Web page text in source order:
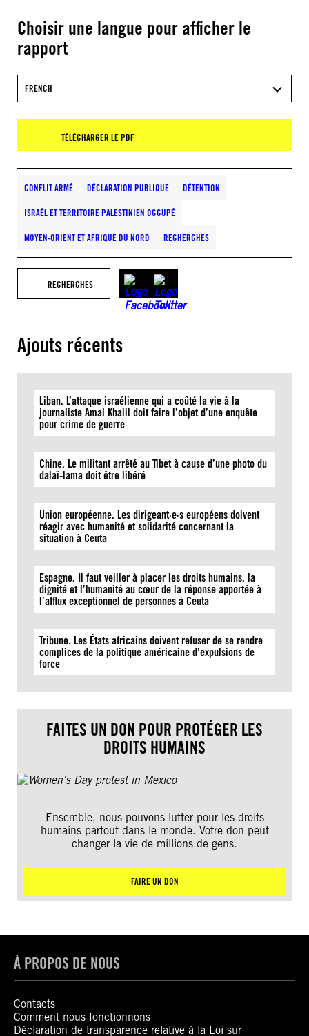
Choisir une langue pour afficher le
rapport
FRENCH
TÉLÉCHARGER LE PDF
CONFLIT ARMÉ DÉCLARATION PUBLIQUE DÉTENTION
ISRAËL ET TERRITOIRE PALESTINIEN OCCUPÉ
MOYEN-ORIENT ET AFRIQUE DU NORD RECHERCHES
RECHERCHES
Ajouts récents
Liban. L’attaque israélienne qui a coûté la vie à la
journaliste Amal Khalil doit faire l’objet d’une enquête
pour crime de guerre
Chine. Le militant arrêté au Tibet à cause d’une photo du
dalaï-lama doit être libéré
Union européenne. Les dirigeant·e·s européens doivent
réagir avec humanité et solidarité concernant la
situation à Ceuta
Espagne. Il faut veiller à placer les droits humains, la
dignité et l’humanité au cœur de la réponse apportée à
l’afflux exceptionnel de personnes à Ceuta
Tribune. Les États africains doivent refuser de se rendre
complices de la politique américaine d’expulsions de
force
FAITES UN DON POUR PROTÉGER LES
DROITS HUMAINS
Ensemble, nous pouvons lutter pour les droits
humains partout dans le monde. Votre don peut
changer la vie de millions de gens.
FAIRE UN DON
À PROPOS DE NOUS
Contacts
Comment nous fonctionnons
Déclaration de transparence relative à la Loi sur